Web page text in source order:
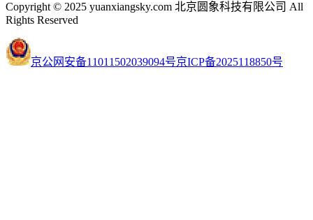
Copyright © 2025 yuanxiangsky.com 北京圆象科技有限公司 All
Rights Reserved
京公网安备11011502039094号京ICP备2025118850号